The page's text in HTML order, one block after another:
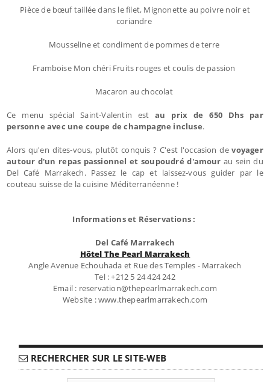
Pièce de bœuf taillée dans le filet, Mignonette au poivre noir et
coriandre
Mousseline et condiment de pommes de terre
Framboise Mon chéri Fruits rouges et coulis de passion
Macaron au chocolat
Ce menu spécial Saint-Valentin estau prix de 650 Dhs par
personne avec une coupe de champagne incluse.
Alors qu'en dites-vous, plutôt conquis ? C'est l'occasion devoyager
autour d'un repas passionnel et soupoudré d'amourau sein du
Del Café Marrakech. Passez le cap et laissez-vous guider par le
couteau suisse de la cuisine Méditerranéenne !
Informations et Réservations :
Del Café Marrakech
Hôtel The Pearl Marrakech
Angle Avenue Echouhada et Rue des Temples - Marrakech
Tel : +212 5 24 424 242
Email : reservation@thepearlmarrakech.com
Website : www.thepearlmarrakech.com
RECHERCHER SUR LE SITE-WEB